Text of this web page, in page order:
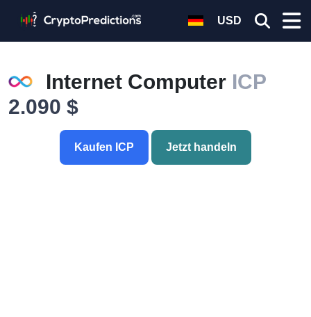
USD
Internet Computer ICP
2.090 $
Kaufen ICP Jetzt handeln